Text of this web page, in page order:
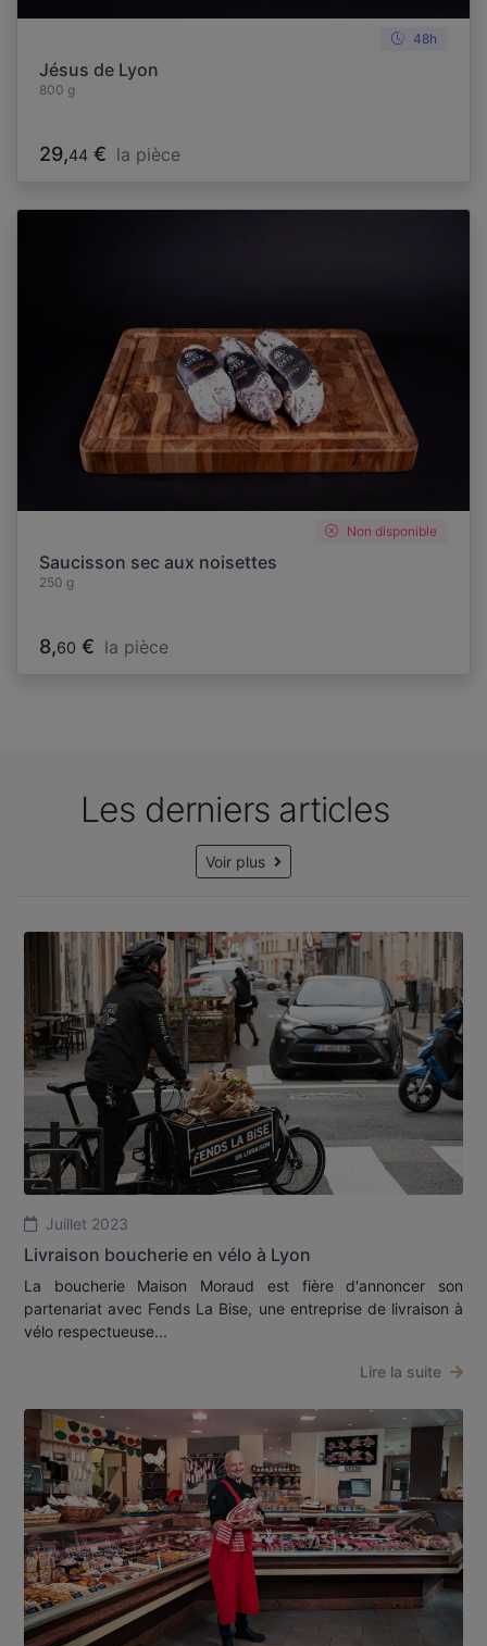
48h
Jésus de Lyon
800 g
29,44 € la pièce
Non disponible
Saucisson sec aux noisettes
250 g
8,60 € la pièce
Les derniers articles
Voir plus
Juillet 2023
Livraison boucherie en vélo à Lyon
La boucherie Maison Moraud est fière d'annoncer son
partenariat avec Fends La Bise, une entreprise de livraison à
vélo respectueuse...
Lire la suite